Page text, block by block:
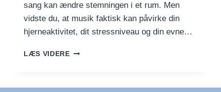
sang kan ændre stemningen i et rum. Men
vidste du, at musik faktisk kan påvirke din
hjerneaktivitet, dit stressniveau og din evne…
LÆS VIDEREPLAYLISTER